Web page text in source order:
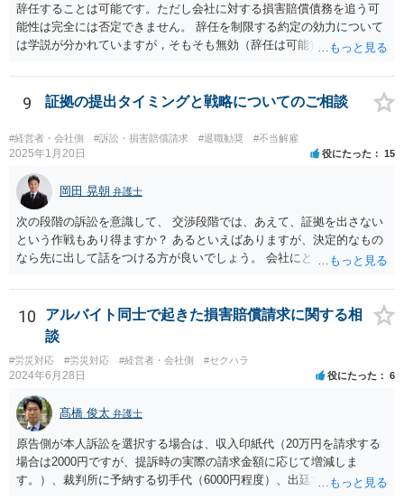
辞任することは可能です。ただし会社に対する損害賠償債務を追う可
能性は完全には否定できません。 辞任を制限する約定の効力について
は学説が分かれていますが，そもそも無効（辞任は可能）と考える説
る可能性があると考える説が有力です。 ただし，いずれの説をとった
場合でも，会社にとって「不利な時期」に辞任したときは，「やむを
得ない事由」がない限り，会社の損害を賠償しなければならなくなり
ます。 健康上の理由は「やむを得ない事由」の典型ですが，程度によ
って異なります。 子会社の代表取締役が辞任を認めてくれるのであれ
ば，少なくとも法律上は，親会社（子会社にとっての株主）の承諾は
必要ありません。 なお，子会社の代表取締役には，取締役辞任の登記
をしてもらわなければなりません。 親会社が株主代表訴訟を提起する
ことは理論上可能ですが，あなたに対して追及できる責任は，あなた
自身が会社に対して追う責任（例えば任務懈怠責任）の範囲に留まり
ます。子会社の負債をあなたに負わせることはできません。 実際上問
いてくれないと，辞任の登記をするためには，最終的には訴訟を提起
する必要が生じます。
9 証拠の提出タイミングと戦略についてのご相談
#経営者・会社側 #訴訟・損害賠償請求 #退職勧奨 #不当解雇
2025年1月20日 役にたった 15
岡田 晃朝 弁護士
次の段階の訴訟を意識して、 交渉段階では、あえて、証拠を出さない
という作戦もあり得ますか？ あるといえばありますが、決定的なもの
なら先に出して話をつける方が良いでしょう。 会社にとっても負担で
す。 それと認定はある事実と証拠の関係でされるので、一般の方が思
うほどに駆け引き的な要素はありません。
10
アルバイト同士で起きた損害賠償請求に関する相
談
#労災対応 #労災対応 #経営者・会社側 #セクハラ
2024年6月28日 役にたった 6
髙橋 俊太 弁護士
原告側が本人訴訟を選択する場合は、収入印紙代（20万円を請求する
場合は2000円ですが、提訴時の実際の請求金額に応じて増減しま
す。）、裁判所に予納する切手代（6000円程度）、出廷する際の交通